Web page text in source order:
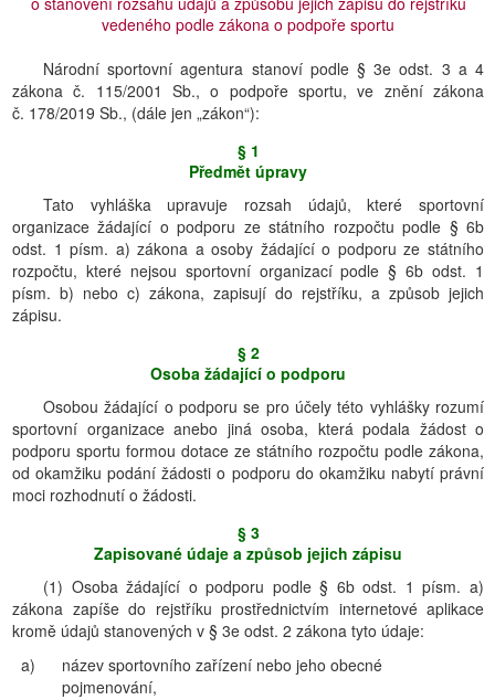
vedeného podle zákona o podpoře sportu
Národní sportovní agentura stanoví podle § 3e odst. 3 a 4
zákona č. 115/2001 Sb., o podpoře sportu, ve znění zákona
č. 178/2019 Sb., (dále jen „zákon“):
§ 1
Předmět úpravy
Tato vyhláška upravuje rozsah údajů, které sportovní
organizace žádající o podporu ze státního rozpočtu podle § 6b
odst. 1 písm. a) zákona a osoby žádající o podporu ze státního
rozpočtu, které nejsou sportovní organizací podle § 6b odst. 1
písm. b) nebo c) zákona, zapisují do rejstříku, a způsob jejich
zápisu.
§ 2
Osoba žádající o podporu
Osobou žádající o podporu se pro účely této vyhlášky rozumí
sportovní organizace anebo jiná osoba, která podala žádost o
podporu sportu formou dotace ze státního rozpočtu podle zákona,
od okamžiku podání žádosti o podporu do okamžiku nabytí právní
moci rozhodnutí o žádosti.
§ 3
Zapisované údaje a způsob jejich zápisu
(1) Osoba žádající o podporu podle § 6b odst. 1 písm. a)
zákona zapíše do rejstříku prostřednictvím internetové aplikace
kromě údajů stanovených v § 3e odst. 2 zákona tyto údaje:
a)
název sportovního zařízení nebo jeho obecné
pojmenování,